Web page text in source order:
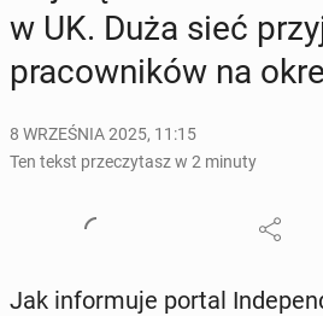
w UK. Duża sieć
pra­cow­ni­ków na
8 WRZEŚNIA 2025, 11:15
Ten tekst przeczytasz w 2 minuty
Jak in­for­mu­je portal